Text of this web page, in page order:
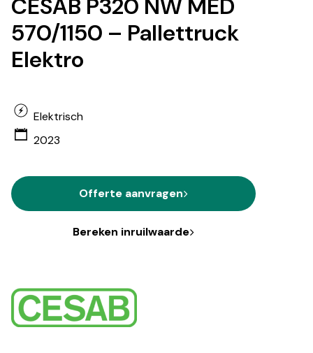
CESAB P320 NW MED
570/1150 – Pallettruck
Elektro
Elektrisch
2023
Offerte aanvragen
Bereken inruilwaarde